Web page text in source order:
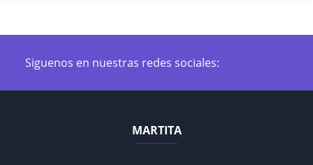
Siguenos en nuestras redes sociales:
MARTITA